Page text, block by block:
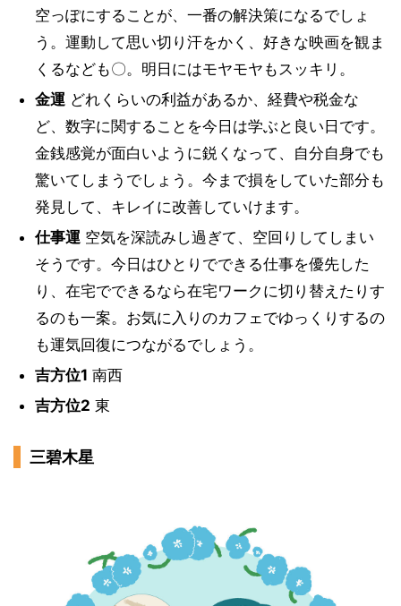
空っぽにすることが、一番の解決策になるでしょ
う。運動して思い切り汗をかく、好きな映画を観ま
くるなども〇。明日にはモヤモヤもスッキリ。
金運どれくらいの利益があるか、経費や税金な
ど、数字に関することを今日は学ぶと良い日です。
金銭感覚が面白いように鋭くなって、自分自身でも
驚いてしまうでしょう。今まで損をしていた部分も
発見して、キレイに改善していけます。
仕事運空気を深読みし過ぎて、空回りしてしまい
そうです。今日はひとりでできる仕事を優先した
り、在宅でできるなら在宅ワークに切り替えたりす
るのも一案。お気に入りのカフェでゆっくりするの
も運気回復につながるでしょう。
吉方位1 南西
吉方位2 東
三碧木星